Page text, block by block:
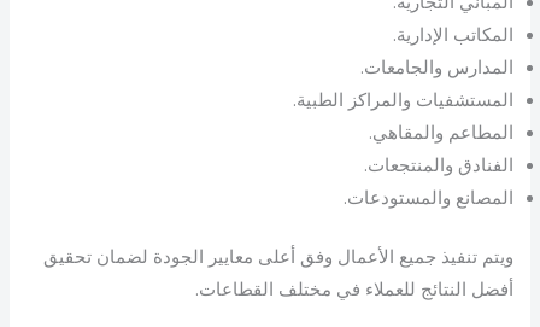
المكاتب الإدارية.
المدارس والجامعات.
المستشفيات والمراكز الطبية.
المطاعم والمقاهي.
الفنادق والمنتجعات.
المصانع والمستودعات.
ويتم تنفيذ جميع الأعمال وفق أعلى معايير الجودة لضمان تحقيق
أفضل النتائج للعملاء في مختلف القطاعات.